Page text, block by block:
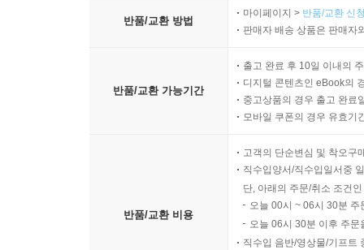
반품/교환 방법
마이페이지 > 반품/교환 신
판매자 배송 상품은 판매자
반품/교환 가능기간
출고 완료 후 10일 이내의
디지털 콘텐츠인 eBook의
중고상품의 경우 출고 완료
모바일 쿠폰의 경우 유효기
반품/교환 비용
고객의 단순변심 및 착오구
직수입양서/직수입일서중
단, 아래의 주문/취소 조건
오늘 00시 ~ 06시 30분
오늘 06시 30분 이후 주
직수입 음반/영상물/기프트